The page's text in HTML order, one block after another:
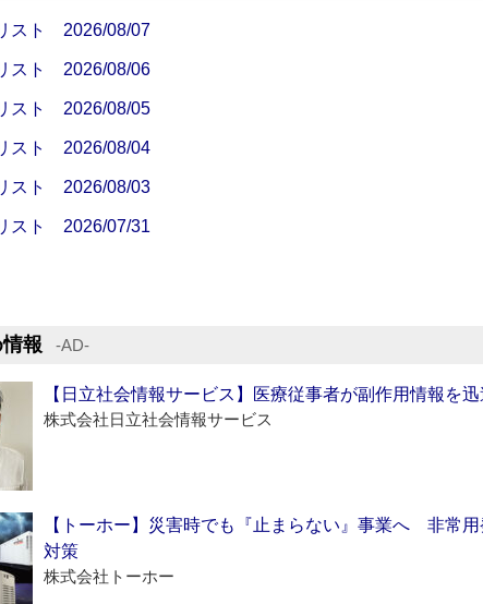
スト 2026/08/07
スト 2026/08/06
スト 2026/08/05
スト 2026/08/04
スト 2026/08/03
スト 2026/07/31
報 ‐AD‐
【日立社会情報サービス】医療従事者が副作用情報を
株式会社日立社会情報サービス
【トーホー】災害時でも『止まらない』事業へ 非常
対策
株式会社トーホー